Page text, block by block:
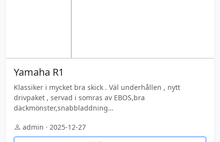
Yamaha R1
Klassiker i mycket bra skick . Väl underhållen , nytt
drivpaket , servad i somras av EBOS,bra
däckmönster,snabbladdning…
admin · 2025-12-27